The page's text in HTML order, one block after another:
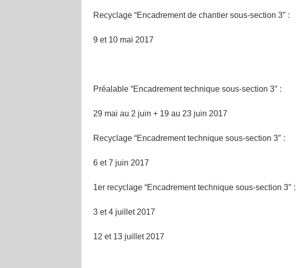
Recyclage “Encadrement de chantier sous-section 3″ :
9 et 10 mai 2017
Préalable “Encadrement technique sous-section 3″ :
29 mai au 2 juin + 19 au 23 juin 2017
Recyclage “Encadrement technique sous-section 3″ :
6 et 7 juin 2017
1er recyclage “Encadrement technique sous-section 3″ :
3 et 4 juillet 2017
12 et 13 juillet 2017